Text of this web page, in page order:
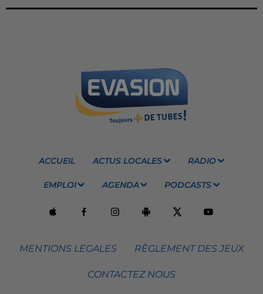
ACCUEIL ACTUS LOCALES RADIO
EMPLOI AGENDA PODCASTS
MENTIONS LEGALES RÈGLEMENT DES JEUX
CONTACTEZ NOUS